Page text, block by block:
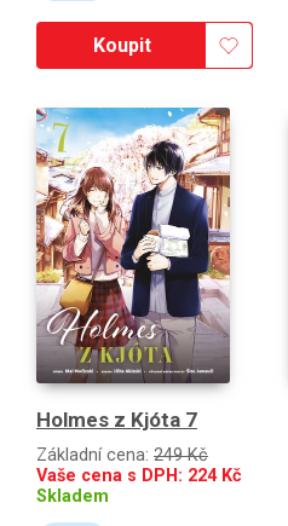
Koupit
Holmes z Kjóta 7
Základní cena: 249 Kč
Vaše cena s DPH: 224Kč
Skladem